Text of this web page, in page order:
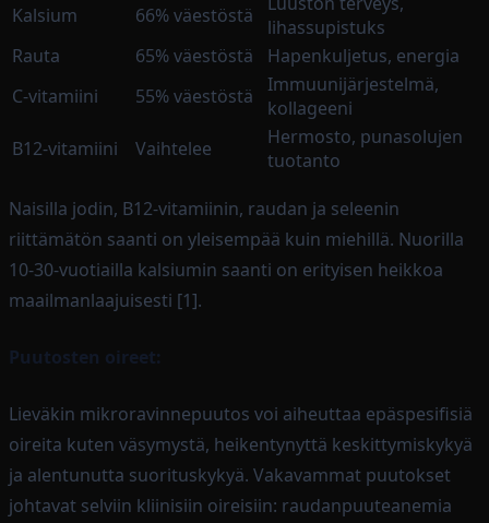
Kalsium
66% väestöstä
lihassupistuks
Rauta
65% väestöstä
Hapenkuljetus, energia
C-vitamiini
55% väestöstä
Immuunijärjestelmä,
kollageeni
B12-vitamiini
Vaihtelee
Hermosto, punasolujen
tuotanto
Naisilla jodin, B12-vitamiinin, raudan ja seleenin
riittämätön saanti on yleisempää kuin miehillä. Nuorilla
10-30-vuotiailla kalsiumin saanti on erityisen heikkoa
maailmanlaajuisesti [1].
Puutosten oireet:
Lieväkin mikroravinnepuutos voi aiheuttaa epäspesifisiä
oireita kuten väsymystä, heikentynyttä keskittymiskykyä
ja alentunutta suorituskykyä. Vakavammat puutokset
johtavat selviin kliinisiin oireisiin: raudanpuuteanemia